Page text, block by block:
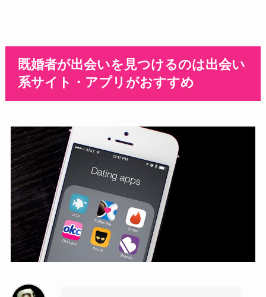
既婚者が出会いを見つけるのは出会い
系サイト・アプリがおすすめ